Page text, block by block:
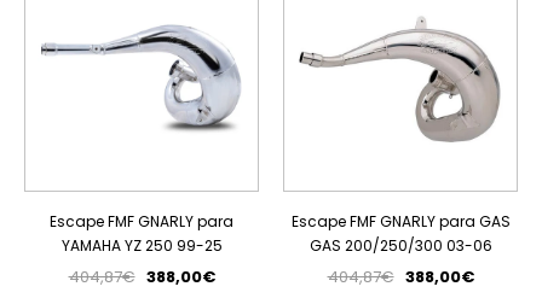
Escape FMF GNARLY para
YAMAHA YZ 250 99-25
404,87€ 388,00€
Escape FMF GNARLY para GAS
GAS 200/250/300 03-06
404,87€ 388,00€